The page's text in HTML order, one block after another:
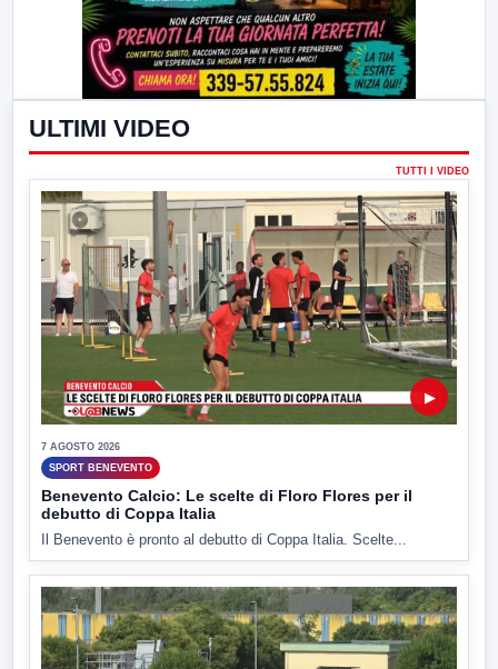
ULTIMI VIDEO
TUTTI I VIDEO
▶
7 AGOSTO 2026
SPORT BENEVENTO
Benevento Calcio: Le scelte di Floro Flores per il
debutto di Coppa Italia
Il Benevento è pronto al debutto di Coppa Italia. Scelte...